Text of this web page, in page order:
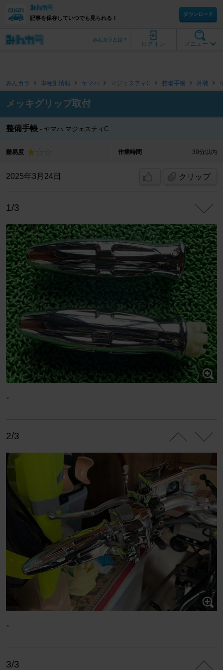
記事を保存していつでも見られる！
ダウンロード
メニュー
ログイン
みんカラとは？
みんカラ 車種別情報 ヤマハ マジェスティC 整備手帳 外装
メッキグリップ取付
整備手帳 ヤマハ マジェスティC
難易度 作業時間 30分以内
2025年3月24日 クリップ
1/3
。
2/3
。
3/3